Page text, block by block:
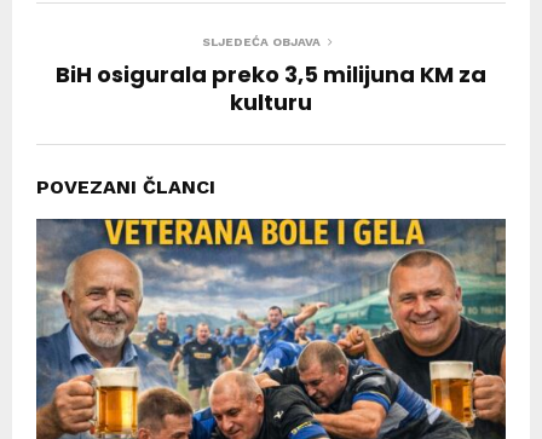
SLJEDEĆA OBJAVA
BiH osigurala preko 3,5 milijuna KM za
kulturu
POVEZANI ČLANCI